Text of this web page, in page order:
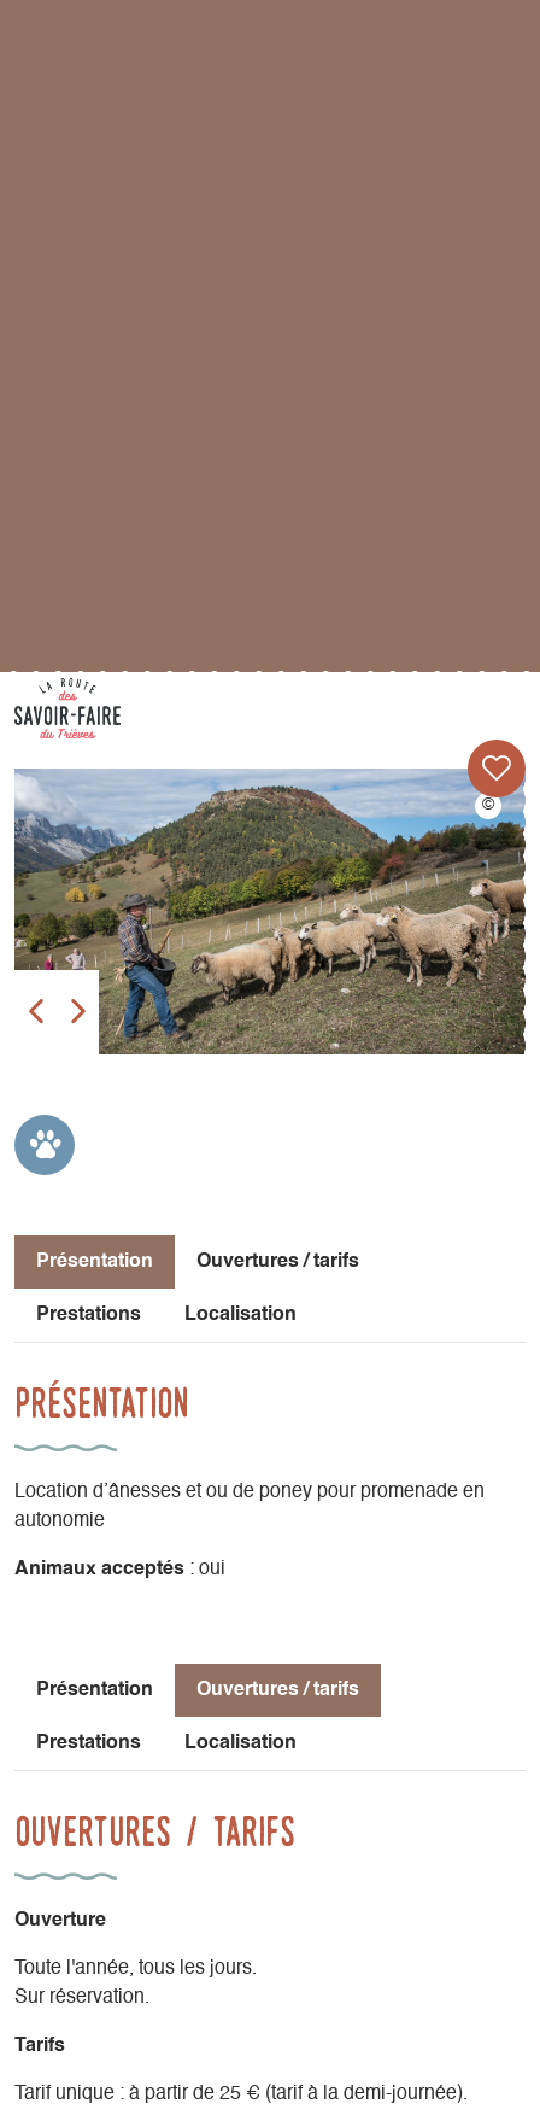
Présentation Ouvertures / tarifs
Prestations Localisation
Présentation
Location d’ânesses et ou de poney pour promenade en
autonomie
Animaux acceptés : oui
Présentation Ouvertures / tarifs
Prestations Localisation
Ouvertures / tarifs
Ouverture
Toute l'année, tous les jours.
Sur réservation.
Tarifs
Tarif unique : à partir de 25 € (tarif à la demi-journée).